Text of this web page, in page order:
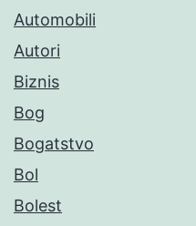
Automobili
Autori
Biznis
Bog
Bogatstvo
Bol
Bolest